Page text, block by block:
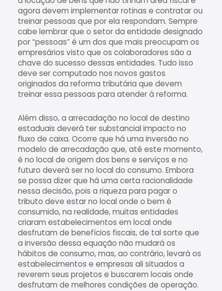
agora devem implementar rotinas e contratar ou
treinar pessoas que por ela respondam. Sempre
cabe lembrar que o setor da entidade designado
por “pessoas” é um dos que mais preocupam os
empresários visto que os colaboradores são a
chave do sucesso dessas entidades. Tudo isso
deve ser computado nos novos gastos
originados da reforma tributária que devem
treinar essa pessoas para atender à reforma.
Além disso, a arrecadação no local de destino
estaduais deverá ter substancial impacto no
fluxo de caixa. Ocorre que há uma inversão no
modelo de arrecadação que, até este momento,
é no local de origem dos bens e serviços e no
futuro deverá ser no local do consumo. Embora
se possa dizer que há uma certa racionalidade
nessa decisão, pois a riqueza para pagar o
tributo deve estar no local onde o bem é
consumido, na realidade, muitas entidades
criaram estabelecimentos em local onde
desfrutam de benefícios fiscais, de tal sorte que
a inversão dessa equação não mudará os
hábitos de consumo, mas, ao contrário, levará os
estabelecimentos e empresas ali situados a
reverem seus projetos e buscarem locais onde
desfrutam de melhores condições de operação.